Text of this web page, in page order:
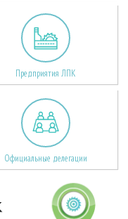
Предприятия ЛПК
Официальные делегации